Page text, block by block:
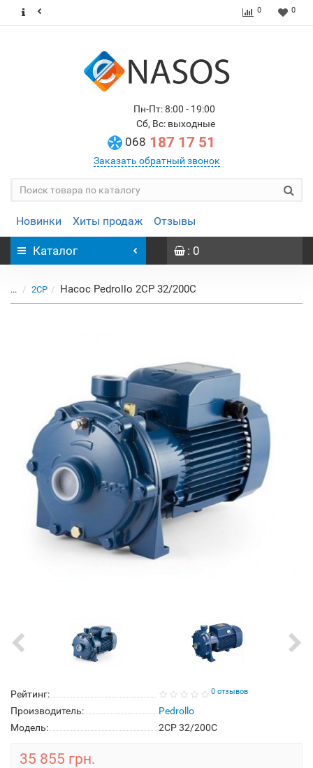
0 0
Пн-Пт: 8:00 - 19:00
Сб, Вс: выходные
068 187 17 51
Заказать обратный звонок
Новинки Хиты продаж Отзывы
Каталог : 0
... 2CP Насос Pedrollo 2CP 32/200C
Рейтинг: 0 отзывов
Производитель:
Pedrollo
Модель:
2CP 32/200C
35 855 грн.